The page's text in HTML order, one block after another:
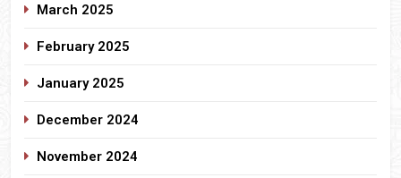
March 2025
February 2025
January 2025
December 2024
November 2024